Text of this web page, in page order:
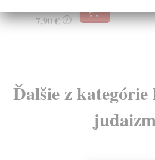
7,90 € ?
Ďalšie z